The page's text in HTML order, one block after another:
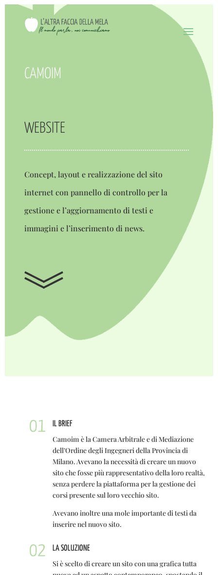
CAMOIM
WEBSITE
Concept, layout e realizzazione del sito
internet con pannello di controllo per la
gestione e l’aggiornamento di testi e
immagini e l’inserimento di news.
IL BRIEF
Camoim è la Camera Arbitrale e di Mediazione
dell’Ordine degli Ingegneri della Provincia di
Milano. Avevano la necessità di creare un nuovo
sito che fosse più rappresentativo della loro realtà,
senza perdere la piattaforma per la gestione dei
corsi presente sul loro vecchio sito.
Avevano inoltre una mole importante di testi da
inserire nel nuovo sito.
LA SOLUZIONE
Si è scelto di creare un sito con una grafica tutta